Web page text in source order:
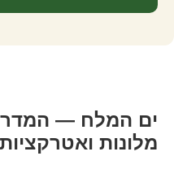
ים המלח —
מלונות ואטרקציות